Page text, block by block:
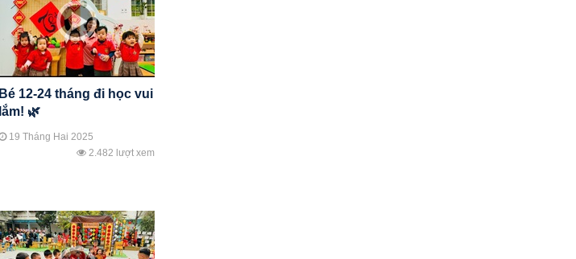
Bé 12-24 tháng đi học vui
lắm! 🌿
19 Tháng Hai 2025
2.482 lượt xem